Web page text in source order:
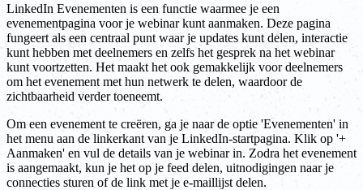
LinkedIn Evenementen is een functie waarmee je een
evenementpagina voor je webinar kunt aanmaken. Deze pagina
fungeert als een centraal punt waar je updates kunt delen, interactie
kunt hebben met deelnemers en zelfs het gesprek na het webinar
kunt voortzetten. Het maakt het ook gemakkelijk voor deelnemers
om het evenement met hun netwerk te delen, waardoor de
zichtbaarheid verder toeneemt.
Om een evenement te creëren, ga je naar de optie 'Evenementen' in
het menu aan de linkerkant van je LinkedIn-startpagina. Klik op '+
Aanmaken' en vul de details van je webinar in. Zodra het evenement
is aangemaakt, kun je het op je feed delen, uitnodigingen naar je
connecties sturen of de link met je e-maillijst delen.